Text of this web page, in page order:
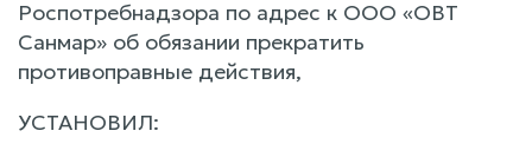
Роспотребнадзора по адрес к ООО «ОВТ
Санмар» об обязании прекратить
противоправные действия,
УСТАНОВИЛ: